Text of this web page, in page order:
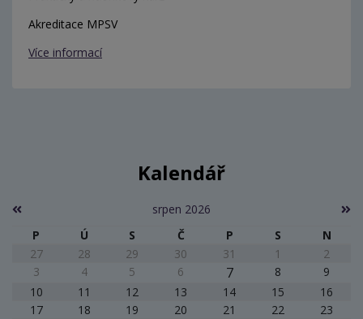
Akreditace MPSV
Více informací
Kalendář
srpen 2026
P
Ú S Č P S
N
27
28 29 30 31 1
2
3
4 5 6 7 8
9
10
11 12 13 14 15
16
17
18 19 20 21 22
23